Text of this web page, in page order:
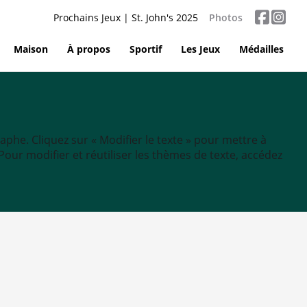
Prochains Jeux | St. John's 2025 Photos
Maison À propos Sportif Les Jeux Médailles
Cliquez sur « Modifier le texte » pour mettre à
modifier et réutiliser les thèmes de texte, accédez